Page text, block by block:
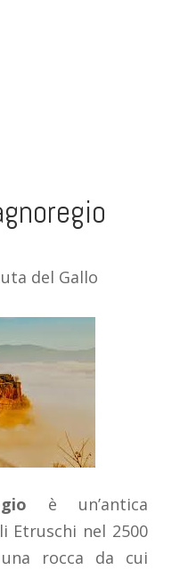
del Gallo
è un’antica
Etruschi nel 2500
rocca da cui